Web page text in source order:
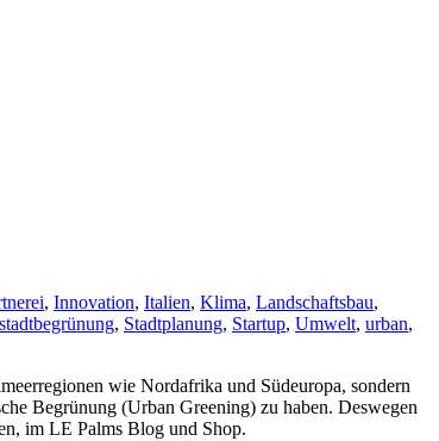
, Innovation, Italien, Klima, Landschaftsbau,
stadtbegrünung, Stadtplanung, Startup, Umwelt, urban,
wie Nordafrika und Südeuropa, sondern
Begrünung (Urban Greening) zu haben. Deswegen
im LE Palms Blog und Shop.